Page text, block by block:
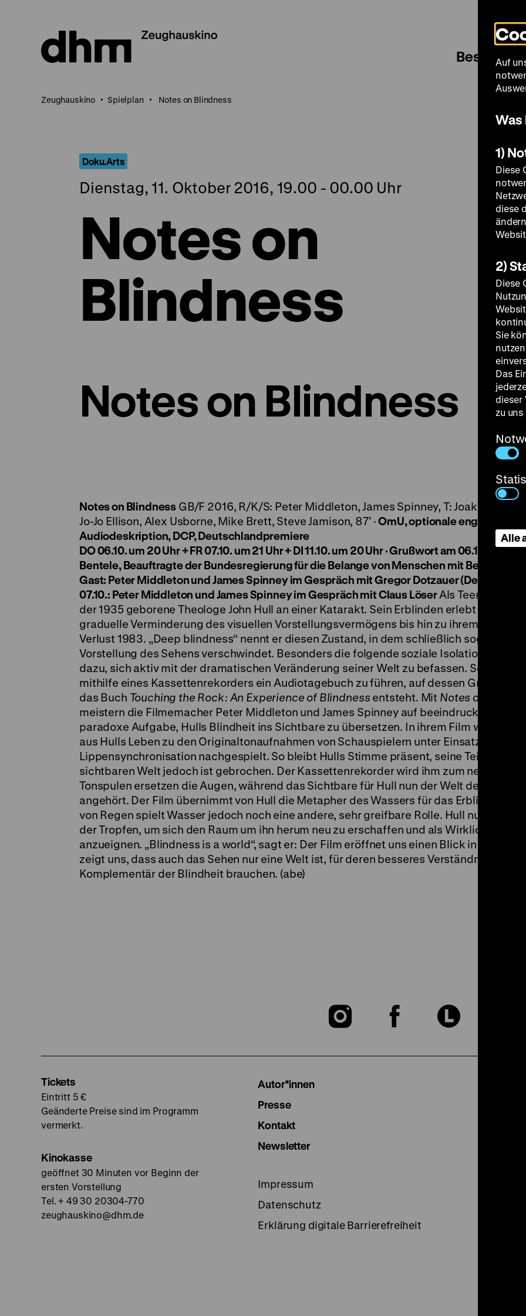
Seiteninhalt
springen
Besuch
Zeughauskino Spielplan Notes on Blindness
Doku.Arts
Dienstag, 11. Oktober 2016, 19.00 - 00.00 Uhr
Notes on
Blindness
Notes on Blindness
Notes on Blindness GB/F 2016, R/K/S: Peter Middleton, James Spinney, T: Joakim
Jo-Jo Ellison, Alex Usborne, Mike Brett, Steve Jamison, 87’ ·OmU, optionale
Audiodeskription, DCP, Deutschlandpremiere
DO 06.10. um 20 Uhr + FR 07.10. um 21 Uhr + DI 11.10. um 20 Uhr · Grußwort am 06.10.:
Bentele, Beauftragte der Bundesregierung für die Belange von Menschen mit
Gast: Peter Middleton und James Spinney im Gespräch mit Gregor Dotzauer (Der
07.10.: Peter Middleton und James Spinney im Gespräch mit Claus LöserAls Teenager
der 1935 geborene Theologe John Hull an einer Katarakt. Sein Erblinden erlebt er als eine
graduelle Verminderung des visuellen Vorstellungsvermögens bis hin zu ihrem
Verlust 1983. „Deep blindness“ nennt er diesen Zustand, in dem schließlich sogar die
Vorstellung des Sehens verschwindet. Besonders die folgende soziale Isolation bringt
dazu, sich aktiv mit der dramatischen Veränderung seiner Welt zu befassen. So beginnt
mithilfe eines Kassettenrekorders ein Audiotagebuch zu führen, auf dessen Grundlage
das Buch Touching the Rock: An Experience of Blindness entsteht. Mit Notes on
meistern die Filmemacher Peter Middleton und James Spinney auf beeindruckende
paradoxe Aufgabe, Hulls Blindheit ins Sichtbare zu übersetzen. In ihrem Film werden
aus Hulls Leben zu den Originaltonaufnahmen von Schauspielern unter Einsatz von
Lippensynchronisation nachgespielt. So bleibt Hulls Stimme präsent, seine Teilnahme
sichtbaren Welt jedoch ist gebrochen. Der Kassettenrekorder wird ihm zum neuen
Tonspulen ersetzen die Augen, während das Sichtbare für Hull nun der Welt der Träume
angehört. Der Film übernimmt von Hull die Metapher des Wassers für das Erblinden. In
von Regen spielt Wasser jedoch noch eine andere, sehr greifbare Rolle. Hull nutzt den
der Tropfen, um sich den Raum um ihn herum neu zu erschaffen und als Wirklichkeit neu
anzueignen. „Blindness is a world“, sagt er: Der Film eröffnet uns einen Blick in diese
zeigt uns, dass auch das Sehen nur eine Welt ist, für deren besseres Verständnis wir das
Komplementär der Blindheit brauchen. (abe)
Zu
Zu
Zu
Tickets
Eintritt 5 €
Geänderte Preise sind im Programm
vermerkt.
Kinokasse
geöffnet 30 Minuten vor Beginn der
ersten Vorstellung
Tel. + 49 30 20304-770
zeughauskino@dhm.de
Autor*innen
Presse
Kontakt
Newsletter
Impressum
Datenschutz
Erklärung digitale Barrierefreiheit
Auf
Was
1)
Diese
diese
2)
Diese
Sie
Das
dieser
zu uns
Alle